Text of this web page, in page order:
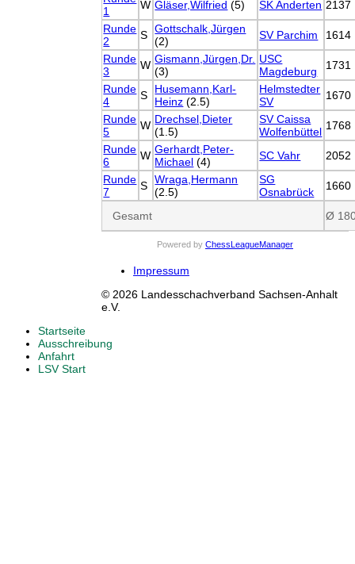
1
W Gläser,Wilfried (5) SK Anderten 2137
Runde
2
S Gottschalk,Jürgen
(2)
SV Parchim
1614
Runde
3
W Gismann,Jürgen,Dr.
(3)
USC
Magdeburg
1731
Runde
4
S
Husemann,Karl-
Heinz (2.5)
Helmstedter
SV
1670
Runde
5
W Drechsel,Dieter
(1.5)
SV Caissa
Wolfenbüttel 1768
Runde
6
W Gerhardt,Peter-
Michael (4) SC Vahr
2052
Runde
7
S Wraga,Hermann
(2.5)
SG
Osnabrück
1660
Gesamt Ø
Powered by ChessLeagueManager
Impressum
© 2026 Landesschachverband Sachsen-Anhalt
e.V.
Startseite
Ausschreibung
Anfahrt
LSV Start